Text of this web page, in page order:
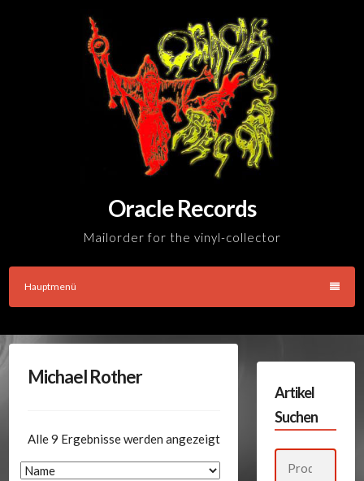
Oracle Records
Mailorder for the vinyl-collector
Hauptmenü
Michael Rother
Alle 9 Ergebnisse werden angezeigt
Artikel
Suchen